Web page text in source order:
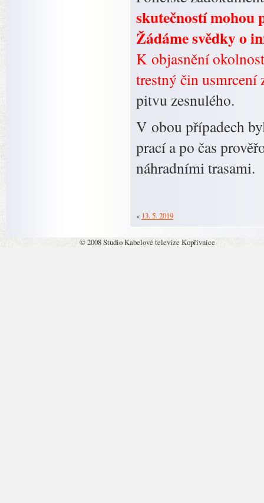
skutečností mohou
Žádáme svědky o
K objasnění
trestný čin usmrcení
pitvu zesnulého.
V obou případech
prací a po čas
náhradními trasami.
« 13. 5. 2019
© 2008 Studio Kabelové televize Kopřivnice